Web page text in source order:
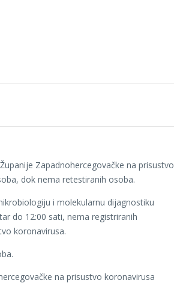
Zapadnohercegovačke na prisustvo
dok nema retestiranih osoba.
i molekularnu dijagnostiku
do 12:00 sati, nema registriranih
koronavirusa.
na prisustvo koronavirusa